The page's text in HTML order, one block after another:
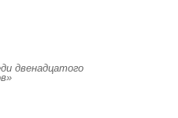
двенадцатого